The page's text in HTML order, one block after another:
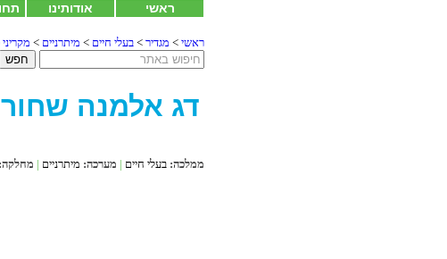
ראשי אודותינו
ראשי > מגדיר > בעלי חיים > מיתרניים >
דג אלמנה
ממלכה: בעלי חיים | מערכה: מיתרניים | מחלקה: